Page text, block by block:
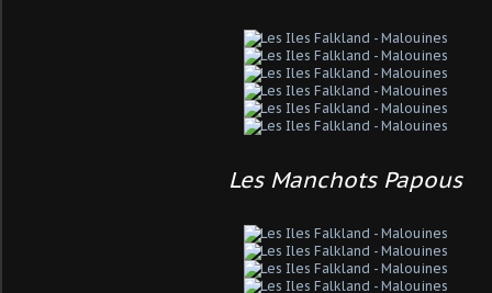
Les Manchots Papous